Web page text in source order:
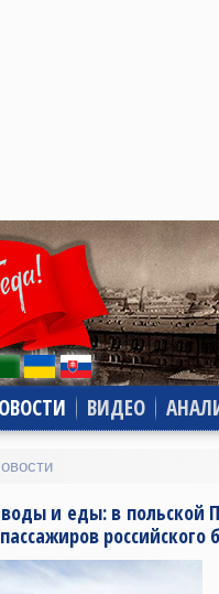
ВИДЕО
воды и еды: в польской